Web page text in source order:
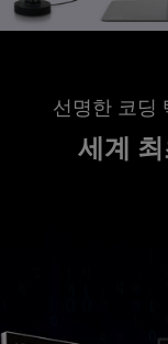
선명한 코딩
세계